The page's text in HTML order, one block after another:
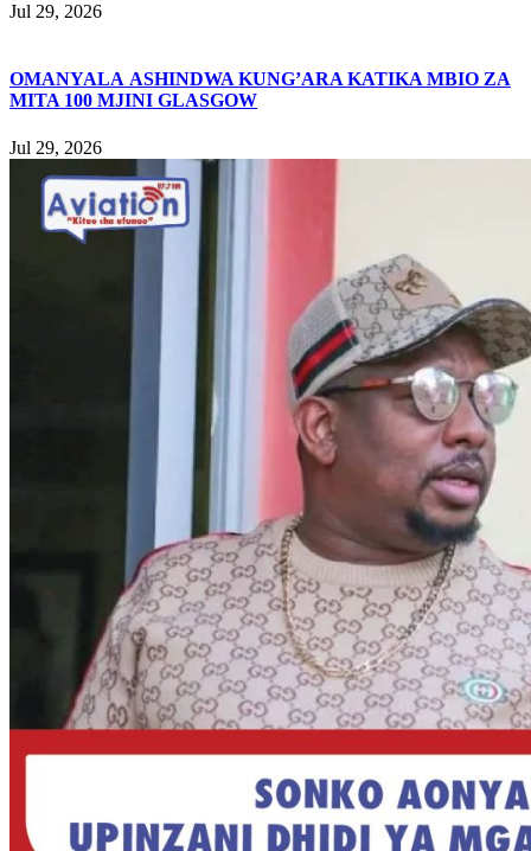
Jul 29, 2026
OMANYALA ASHINDWA KUNG’ARA KATIKA MBIO ZA
MITA 100 MJINI GLASGOW
Jul 29, 2026